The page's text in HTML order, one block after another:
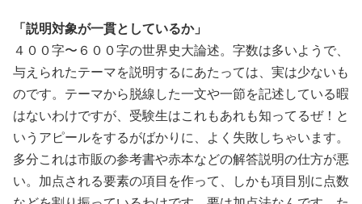
「説明対象が一貫としているか」
４００字〜６００字の世界史大論述。字数は多いようで、
与えられたテーマを説明するにあたっては、実は少ないも
のです。テーマから脱線した一文や一節を記述している暇
はないわけですが、受験生はこれもあれも知ってるぜ！と
いうアピールをするがばかりに、よく失敗しちゃいます。
多分これは市販の参考書や赤本などの解答説明の仕方が悪
い。加点される要素の項目を作って、しかも項目別に点数